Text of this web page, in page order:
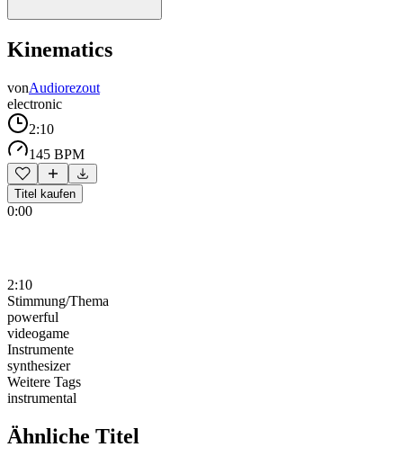
Kinematics
vonAudiorezout
electronic
2:10
145 BPM
Titel kaufen
0:00
2:10
Stimmung/Thema
powerful
videogame
Instrumente
synthesizer
Weitere Tags
instrumental
Ähnliche Titel